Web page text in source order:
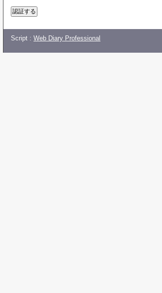
Script : Web Diary Professional